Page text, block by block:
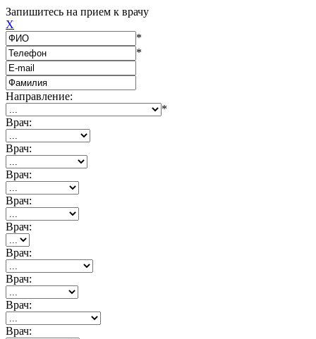
Запишитесь на прием к врачу
X
*
*
Направление:
*
Врач:
Врач:
Врач:
Врач:
Врач:
Врач:
Врач:
Врач:
Врач: